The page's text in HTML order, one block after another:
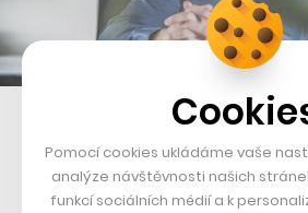
Mario Megela, CEO Atoto
Pomocí cookies ukládáme vaše
analýze návštěvnosti našich
funkcí sociálních médií a k